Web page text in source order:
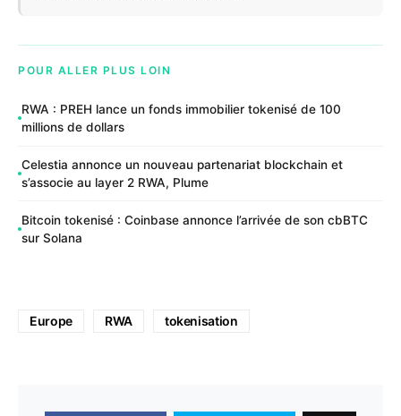
POUR ALLER PLUS LOIN
RWA : PREH lance un fonds immobilier tokenisé de 100
millions de dollars
Celestia annonce un nouveau partenariat blockchain et
s’associe au layer 2 RWA, Plume
Bitcoin tokenisé : Coinbase annonce l’arrivée de son cbBTC
sur Solana
Europe RWA tokenisation